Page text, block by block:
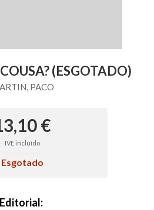
(ESGOTADO)
PACO
€
IVE incluído
Esgotado
Editorial: